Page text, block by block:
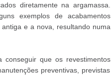
diretamente na argamassa.
exemplos de acabamentos
e a nova, resultando numa
que os revestimentos
preventivas, previstas